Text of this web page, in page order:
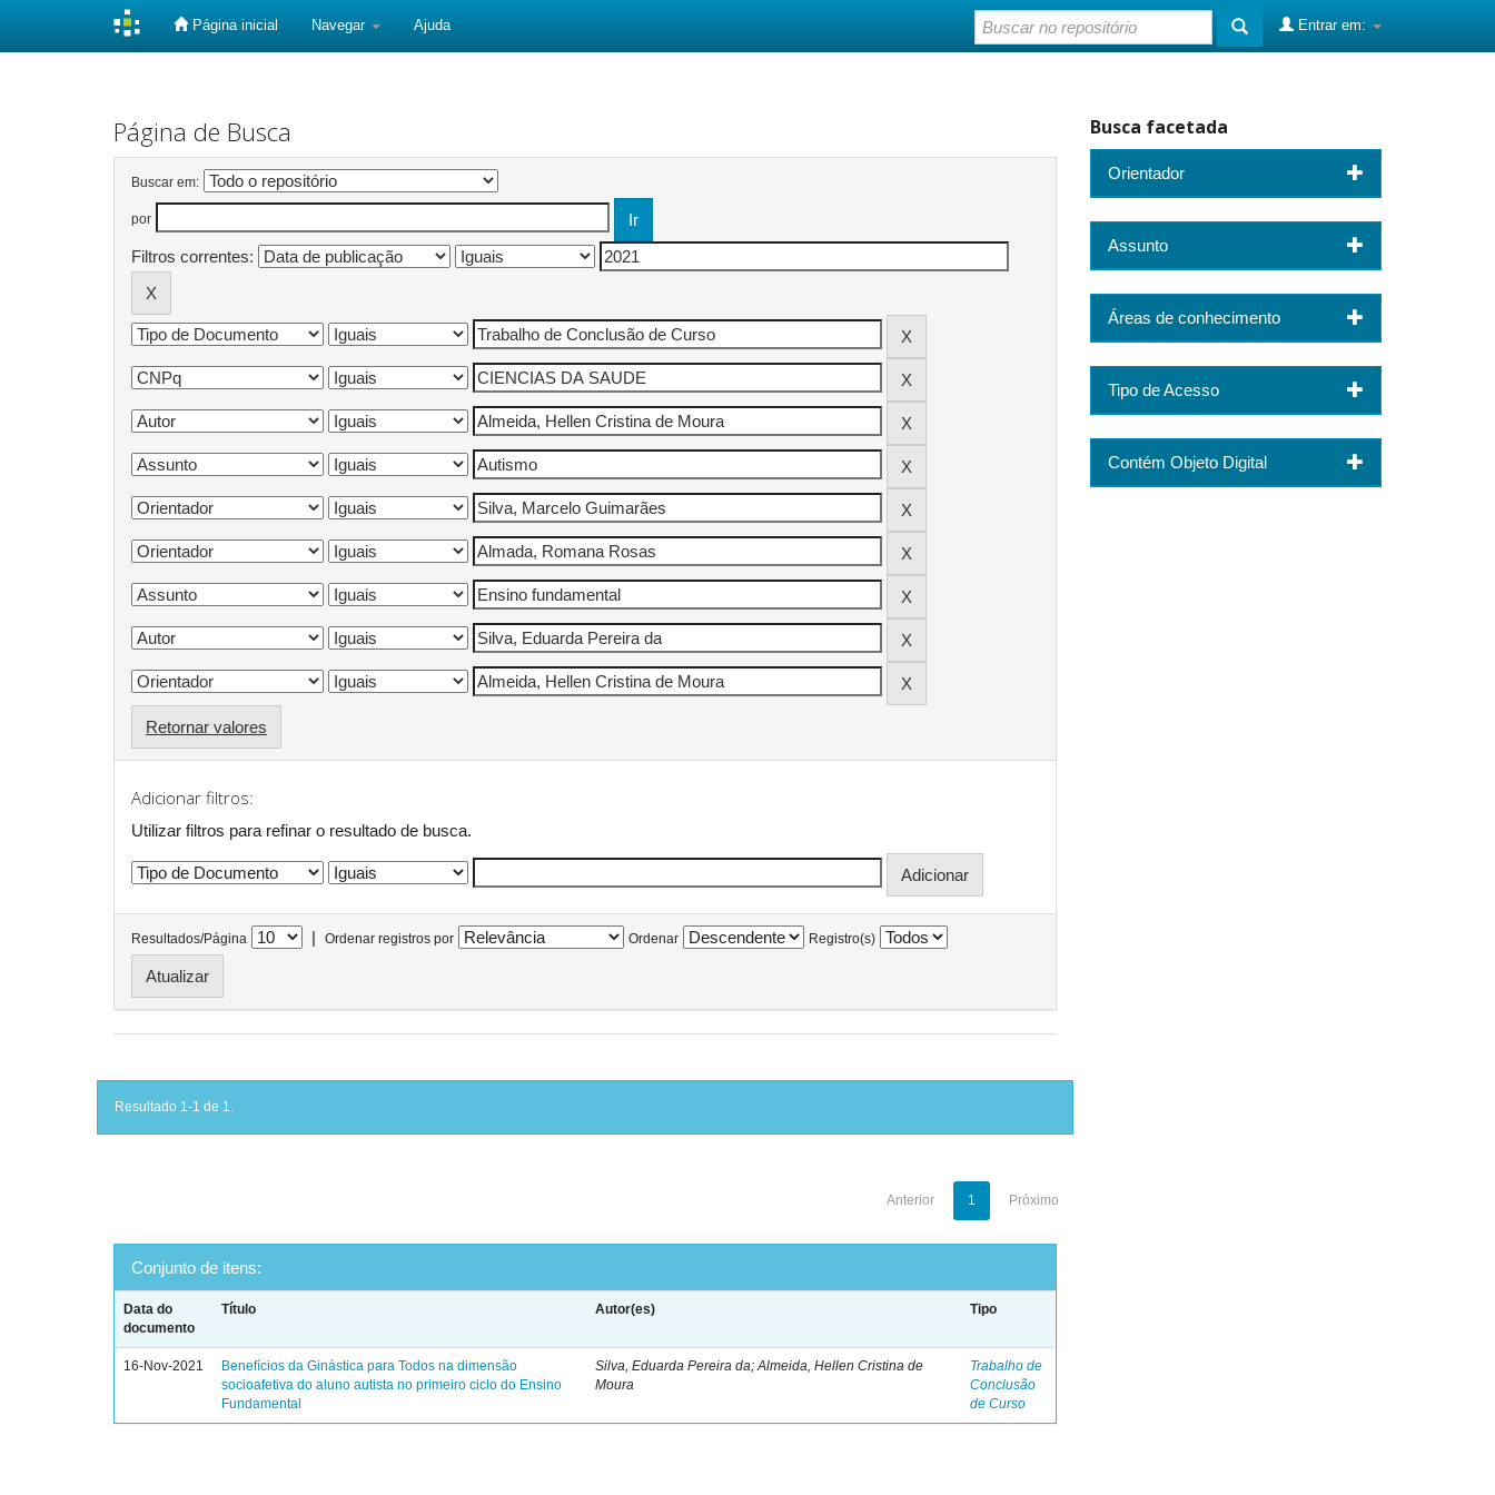
Página inicial Navegar Ajuda Entrar em:
Página de Busca
Buscar em:
por
Filtros correntes:
Retornar valores
Adicionar filtros:
Utilizar filtros para refinar o resultado de busca.
Resultados/Página | Ordenar registros por Ordenar Registro(s)
Resultado 1-1 de 1.
Anterior 1 Próximo
Conjunto de itens:
Data do
documento
Título Autor(es) Tipo
16-Nov-2021
Benefícios da Ginástica para Todos na dimensão
socioafetiva do aluno autista no primeiro ciclo do Ensino
Fundamental
Silva, Eduarda Pereira da; Almeida, Hellen Cristina de
Moura
Trabalho de
Conclusão
de Curso
Busca facetada
Orientador
Assunto
Áreas de conhecimento
Tipo de Acesso
Contém Objeto Digital